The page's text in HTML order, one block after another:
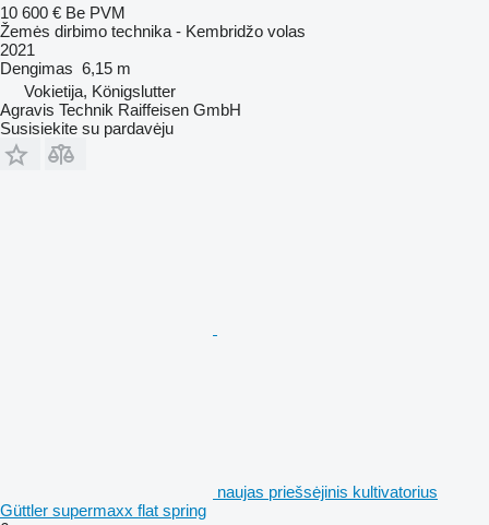
10 600 € Be PVM
Žemės dirbimo technika - Kembridžo volas
2021
Dengimas 6,15 m
Vokietija, Königslutter
Agravis Technik Raiffeisen GmbH
Susisiekite su pardavėju
naujas priešsėjinis kultivatorius
Güttler supermaxx flat spring